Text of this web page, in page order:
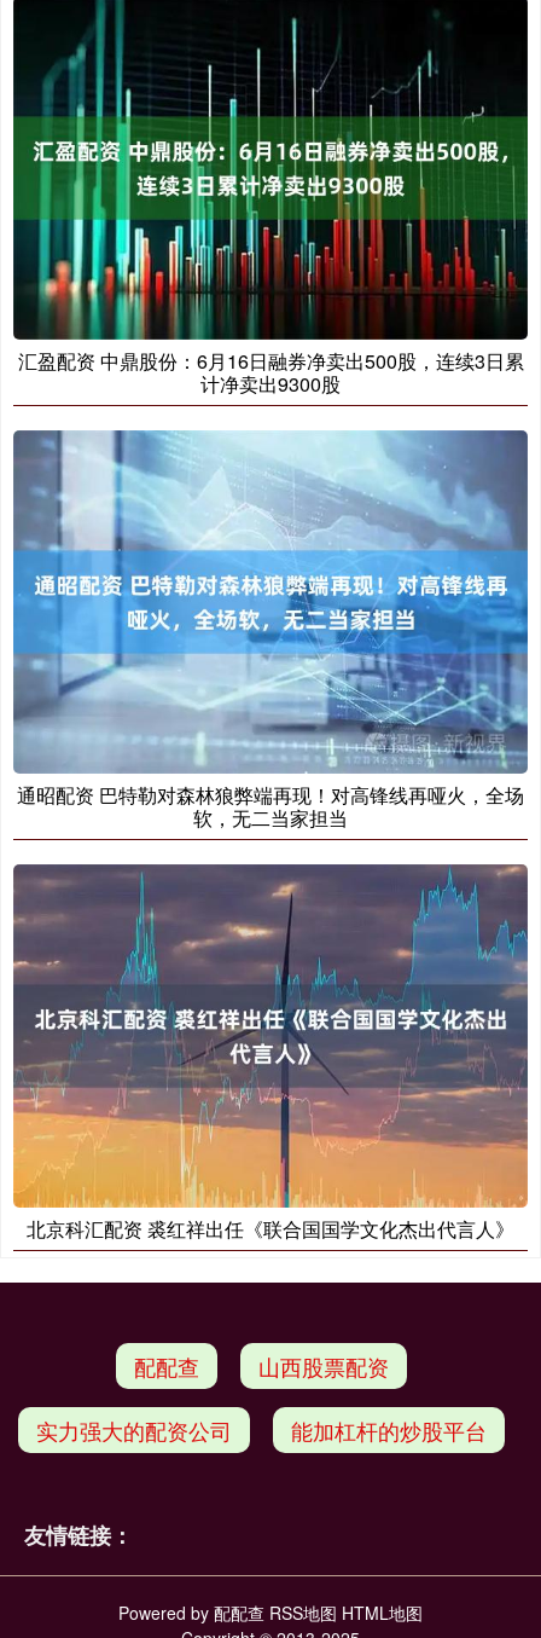
汇盈配资 中鼎股份：6月16日融券净卖出500股，连续3日累
计净卖出9300股
通昭配资 巴特勒对森林狼弊端再现！对高锋线再哑火，全场
软，无二当家担当
北京科汇配资 裘红祥出任《联合国国学文化杰出代言人》
配配查 山西股票配资
实力强大的配资公司 能加杠杆的炒股平台
友情链接：
Powered by 配配查 RSS地图 HTML地图